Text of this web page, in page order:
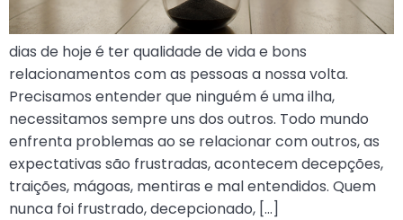
dias de hoje é ter qualidade de vida e bons
relacionamentos com as pessoas a nossa volta.
Precisamos entender que ninguém é uma ilha,
necessitamos sempre uns dos outros. Todo mundo
enfrenta problemas ao se relacionar com outros, as
expectativas são frustradas, acontecem decepções,
traições, mágoas, mentiras e mal entendidos. Quem
nunca foi frustrado, decepcionado, […]